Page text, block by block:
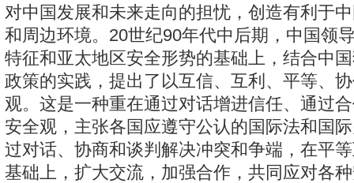
对中国发展和未来走向的担忧，创造有利于
和周边环境。20世纪90年代中后期，中国领
特征和亚太地区安全形势的基础上，结合中
政策的实践，提出了以互信、互利、平等、
观。这是一种重在通过对话增进信任、通过
安全观，主张各国应遵守公认的国际法和国
过对话、协商和谈判解决冲突和争端，在平
基础上，扩大交流，加强合作，共同应对各